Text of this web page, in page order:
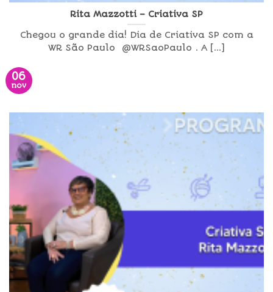
Rita Mazzotti – Criativa SP
Chegou o grande dia! Dia de Criativa SP com a
WR São Paulo @WRSaoPaulo . A [...]
06
nov